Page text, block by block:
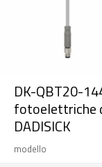
DK-QBT20-
fotoelettriche
DADISICK
modello